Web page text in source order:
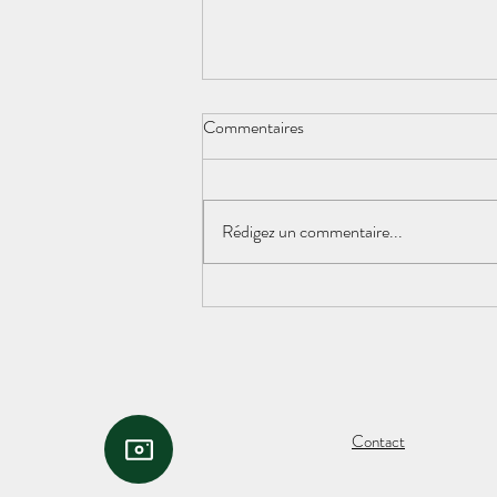
Une posture magique pour
Commentaires
Rédigez un commentaire...
Contact